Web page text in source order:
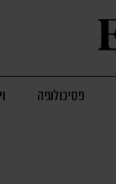
פסיכולוגיה